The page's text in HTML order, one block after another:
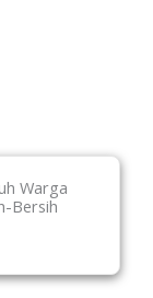
Warga
Bersih